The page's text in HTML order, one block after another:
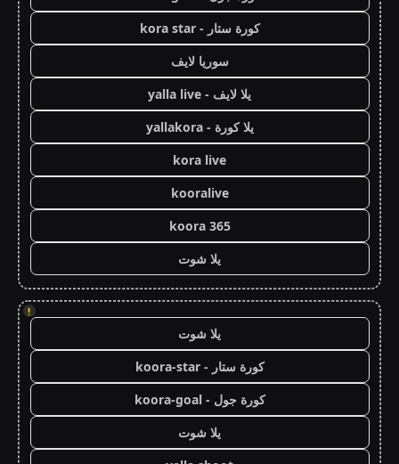
كورة ستار - kora star
سوريا لايف
يلا لايف - yalla live
يلا كورة - yallakora
kora live
kooralive
koora 365
يلا شوت
!
يلا شوت
كورة ستار - koora-star
كورة جول - koora-goal
يلا شوت